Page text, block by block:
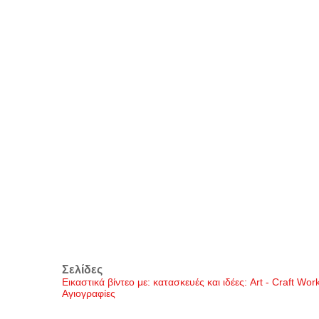
Σελίδες
Εικαστικά βίντεο με: κατασκευές και ιδέες: Art - Craft
Αγιογραφίες